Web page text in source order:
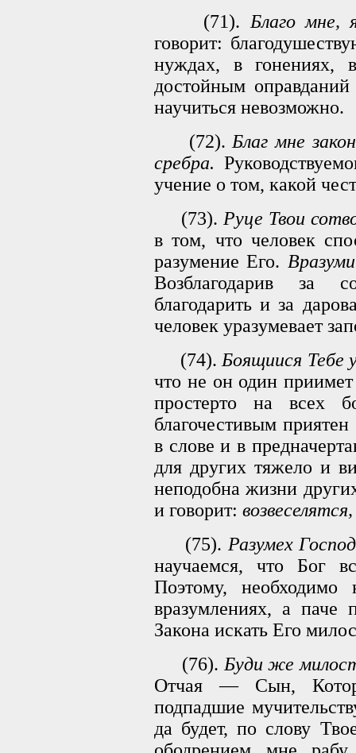
(71). Благо мне,
говорит:
нуждах, в гонениях,
достойным
научиться невозможно.
(72). Благ мне
сребра.
учение о том, какой
(73). Руце Твои
в том, что человек
разумение Его.
Возблагодарив за
благодарить и за
человек уразумевает
(74). Боящиися Тебе
что не он один
простерто на всех
благочестивым
в слове и в
для других тяжело и
неподобна жизни
и говорит:
(75). Разумех
научаемся, что Бог
Поэтому, необходимо
вразумлениях, а паче
Закона искать Его
(76). Буди же
Отчая — Сын,
подпадшие
да будет, по слову